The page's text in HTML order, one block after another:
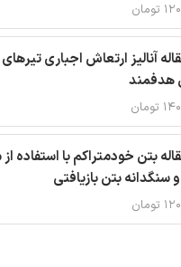
آنالیز ارتعاش اجباری
هدفمند
بتن خودمتراکم با استفاده از
سنگدانه بتن بازیافتی